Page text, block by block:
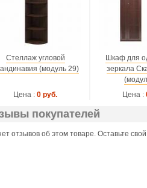
Стеллаж угловой
(модуль 29)
Цена : 0 руб.
Шкаф для
зеркала
Цена :
покупателей
отзывов об этом товаре. Оставьте